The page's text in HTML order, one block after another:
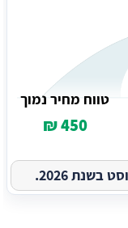
טווח מחיר נמוך
450 ₪
2026.